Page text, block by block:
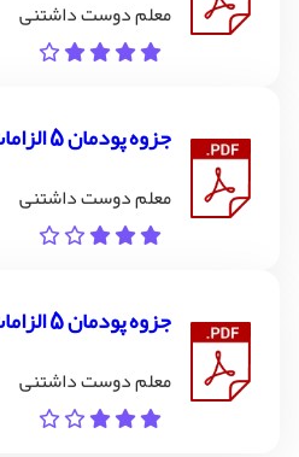
معلم دوست داشتنی
جزوه پودمان 5 الزامات محیط کار هنرستان
معلم دوست داشتنی
جزوه پودمان 5 الزامات محیط کار هنرستان
معلم دوست داشتنی